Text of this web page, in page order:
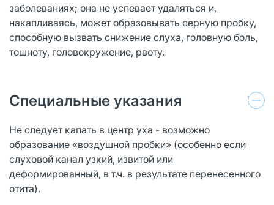
заболеваниях; она не успевает удаляться и,
накапливаясь, может образовывать серную пробку,
способную вызвать снижение слуха, головную боль,
тошноту, головокружение, рвоту.
Специальные указания
Не следует капать в центр уха - возможно
образование «воздушной пробки» (особенно если
слуховой канал узкий, извитой или
деформированный, в т.ч. в результате перенесенного
отита).